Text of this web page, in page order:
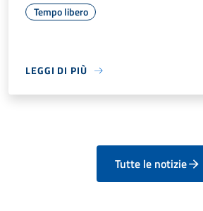
Tempo libero
LEGGI DI PIÙ
Tutte le notizie